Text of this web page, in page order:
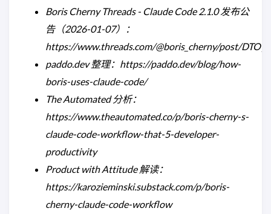
Boris Cherny Threads - Claude Code 2.1.0 发布公
告（2026-01-07）：
https://www.threads.com/@boris_cherny/post/
paddo.dev 整理：https://paddo.dev/blog/how-
boris-uses-claude-code/
The Automated 分析：
https://www.theautomated.co/p/boris-cherny-s-
claude-code-workflow-that-5-developer-
productivity
Product with Attitude 解读：
https://karozieminski.substack.com/p/boris-
cherny-claude-code-workflow